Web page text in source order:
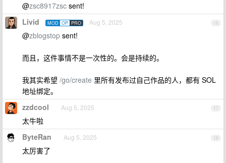
@zsc8917zsc sent!
16
Livid MOD OP PRO Aug 5, 2025
@zblogstop sent!
而且，这件事情不是一次性的。会是持续的。
我其实希望 /go/create 里所有发布过自己作品的人，都有 SOL
地址绑定。
17
zzdcool Aug 5, 2025
太牛啦
18
ByteRan Aug 5, 2025
太厉害了